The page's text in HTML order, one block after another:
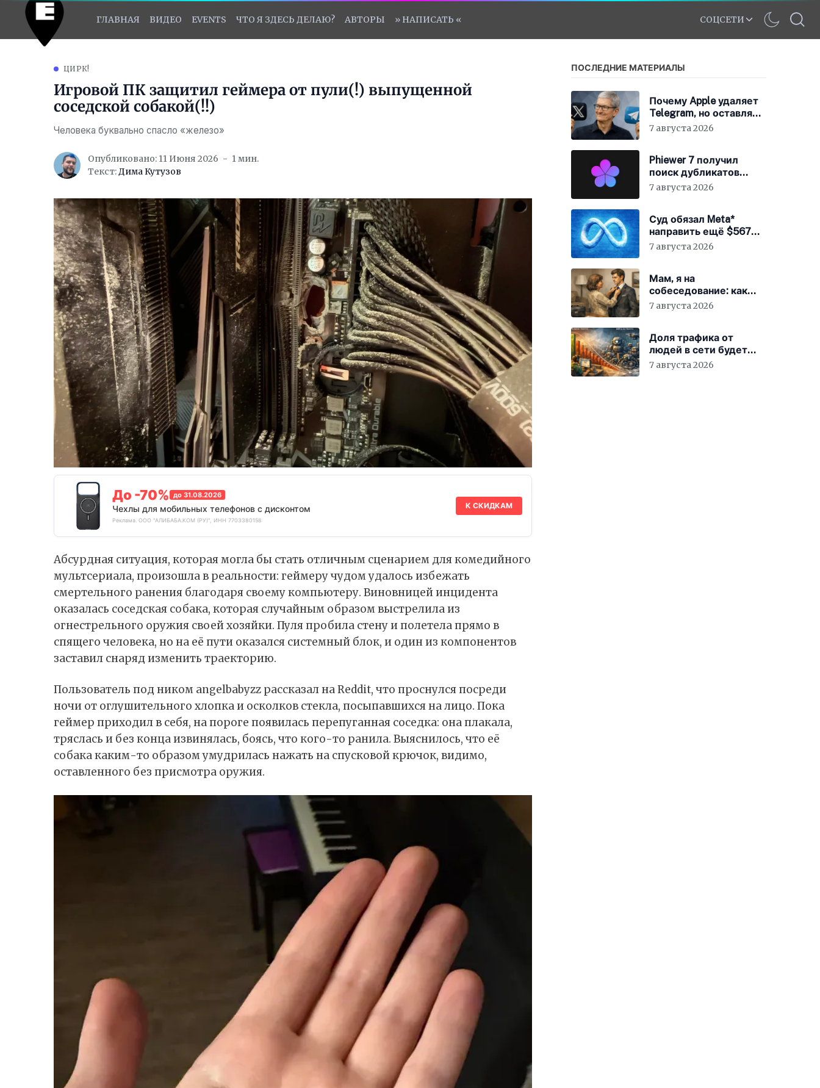
ГЛАВНАЯ ВИДЕО EVENTS ЧТО Я ЗДЕСЬ ДЕЛАЮ? АВТОРЫ » НАПИСАТЬ « СОЦСЕТИ
ЦИРК!
Игровой ПК защитил геймера от пули(!) выпущенной
соседской собакой(!!)
Человека буквально спасло «железо»
Опубликовано: 11 Июня 2026
1 мин.
Текст:Дима Кутузов
До -70% до 31.08.2026
Чехлы для мобильных телефонов с дисконтом
Реклама. ООО "АЛИБАБА.КОМ (РУ)", ИНН 7703380158
К СКИДКАМ
Абсурдная ситуация, которая могла бы стать отличным сценарием для комедийного
мультсериала, произошла в реальности: геймеру чудом удалось избежать
смертельного ранения благодаря своему компьютеру. Виновницей инцидента
оказалась соседская собака, которая случайным образом выстрелила из
огнестрельного оружия своей хозяйки. Пуля пробила стену и полетела прямо в
спящего человека, но на её пути оказался системный блок, и один из компонентов
заставил снаряд изменить траекторию.
Пользователь под ником angelbabyzz рассказална Reddit, что проснулся посреди
ночи от оглушительного хлопка и осколков стекла, посыпавшихся на лицо. Пока
геймер приходил в себя, на пороге появилась перепуганная соседка: она плакала,
тряслась и без конца извинялась, боясь, что кого-то ранила. Выяснилось, что её
собака каким-то образом умудрилась нажать на спусковой крючок, видимо,
оставленного без присмотра оружия.
ПОСЛЕДНИЕ МАТЕРИАЛЫ
Почему Apple удаляет
Telegram, но оставляет
X
7 августа 2026
Phiewer 7 получил
поиск дубликатов
фотографий
7 августа 2026
Суд обязал Meta*
направить ещё $567
млн на устранение
7 августа 2026
Мам, я на
собеседование: как
гиперопека родителей
7 августа 2026
Доля трафика от
людей в сети будет
быстро снижаться
7 августа 2026